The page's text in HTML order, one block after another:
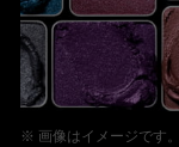
※ 画像はイメージです